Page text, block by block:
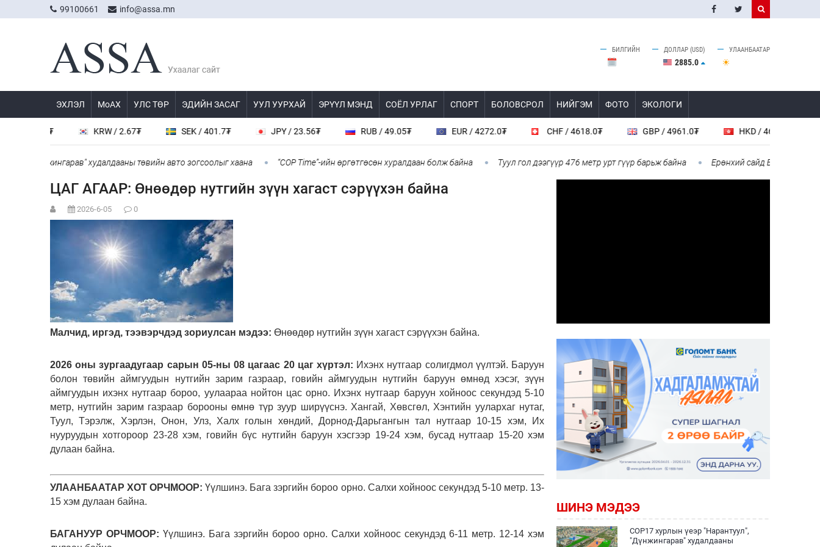
99100661 info@assa.mn
БИЛГИЙН ДОЛЛАР (USD)
2885.0
УЛААНБААТАР
ЭХЛЭЛ МоАХ УЛС ТӨР ЭДИЙН ЗАСАГ УУЛ УУРХАЙ ЭРҮҮЛ МЭНД СОЁЛ УРЛАГ СПОРТ БОЛОВСРОЛ НИЙГЭМ ФОТО ЭКОЛОГИ
KRW / 2.67₮ SEK / 401.7₮ JPY / 23.56₮ RUB / 49.05₮ EUR / 4272.0₮ CHF / 4618.0₮ GBP / 4961.0₮ HKD / 462.1₮
"Дүнжингарав" худалдааны төвийн авто зогсоолыг хаана “COP Time”-ийн өргөтгөсөн хуралдаан болж байна Туул гол дээгүүр 476 метр урт гүүр барьж байна Ерөнхий сайд БНХАУ-аас сар
ЦАГ АГААР: Өнөөдөр нутгийн зүүн хагаст сэрүүхэн байна
2026-6-05 0
Малчид, иргэд, тээвэрчдэд зориулсан мэдээ: Өнөөдөр нутгийн зүүн хагаст сэрүүхэн байна.
2026 оны зургаадугаар сарын 05-ны 08 цагаас 20 цаг хүртэл: Ихэнх нутгаар солигдмол үүлтэй. Баруун
болон төвийн аймгуудын нутгийн зарим газраар, говийн аймгуудын нутгийн баруун өмнөд хэсэг, зүүн
аймгуудын ихэнх нутгаар бороо, уулаараа нойтон цас орно. Ихэнх нутгаар баруун хойноос секундэд 5-10
метр, нутгийн зарим газраар борооны өмнө түр зуур ширүүснэ. Хангай, Хөвсгөл, Хэнтийн уулархаг нутаг,
Туул, Тэрэлж, Хэрлэн, Онон, Улз, Халх голын хөндий, Дорнод-Дарьгангын тал нутгаар 10-15 хэм, Их
нууруудын хотгороор 23-28 хэм, говийн бүс нутгийн баруун хэсгээр 19-24 хэм, бусад нутгаар 15-20 хэм
дулаан байна.
УЛААНБААТАР ХОТ ОРЧМООР: Үүлшинэ. Бага зэргийн бороо орно. Салхи хойноос секундэд 5-10 метр. 13-
15 хэм дулаан байна.
БАГАНУУР ОРЧМООР: Үүлшинэ. Бага зэргийн бороо орно. Салхи хойноос секундэд 6-11 метр. 12-14 хэм
ШИНЭ МЭДЭЭ
COP17 хурлын үеэр "Нарантуул",
"Дүнжингарав" худалдааны